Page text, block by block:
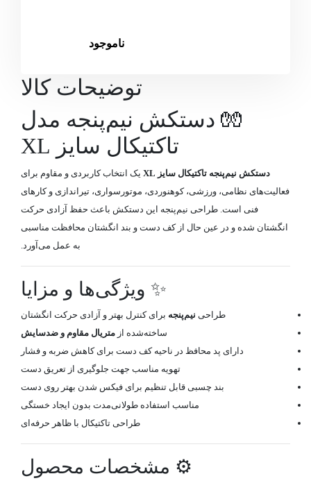
ناموجود
توضیحات کالا
🧤 دستکش نیم‌پنجه مدل
تاکتیکال سایز XL
دستکش نیم‌پنجه تاکتیکال سایز XL
یک انتخاب کاربردی و مقاوم برای
فعالیت‌های نظامی، ورزشی، کوهنوردی، موتورسواری، تیراندازی و کارهای
فنی است. طراحی نیم‌پنجه این دستکش باعث حفظ آزادی حرکت
انگشتان شده و در عین حال از کف دست و بند انگشتان محافظت مناسبی
به عمل می‌آورد.
✨ ویژگی‌ها و مزایا
طراحی نیم‌پنجه برای کنترل بهتر و آزادی حرکت انگشتان
ساخته‌شده از متریال مقاوم و ضدسایش
دارای پد محافظ در ناحیه کف دست برای کاهش ضربه و فشار
تهویه مناسب جهت جلوگیری از تعریق دست
بند چسبی قابل تنظیم برای فیکس شدن بهتر روی دست
مناسب استفاده طولانی‌مدت بدون ایجاد خستگی
طراحی تاکتیکال با ظاهر حرفه‌ای
⚙️ مشخصات محصول